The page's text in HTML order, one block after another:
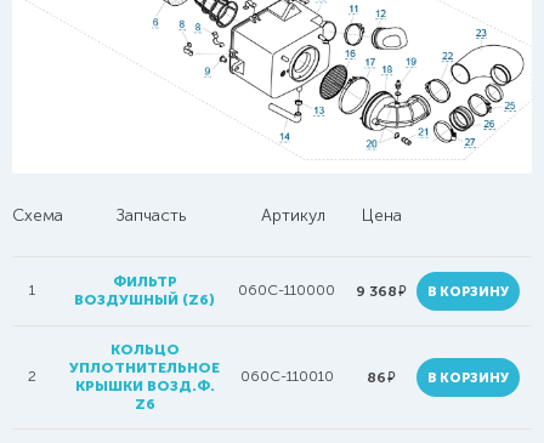
Схема Запчасть Артикул Цена
1
ФИЛЬТР
ВОЗДУШНЫЙ (Z6)
060C-110000 9 368руб. В КОРЗИНУ
2
КОЛЬЦО
УПЛОТНИТЕЛЬНОЕ
КРЫШКИ ВОЗД.Ф.
Z6
060C-110010 86руб. В КОРЗИНУ